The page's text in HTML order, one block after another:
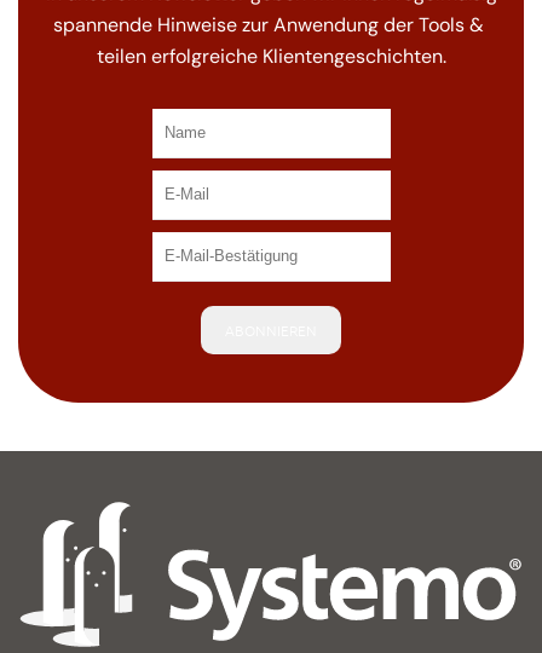
spannende Hinweise zur Anwendung der Tools &
teilen erfolgreiche Klientengeschichten.